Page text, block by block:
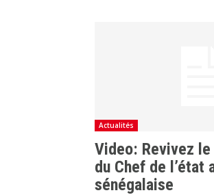
Actualités
Video: Revivez
du Chef de l’état
sénégalaise